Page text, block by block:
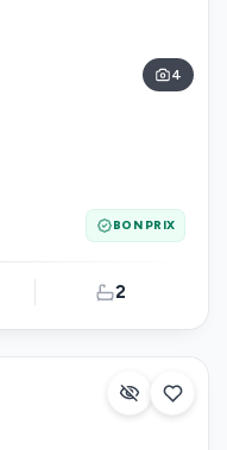
4
BON PRIX
2